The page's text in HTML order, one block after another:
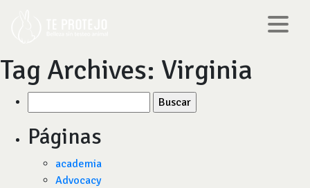
Tag Archives: Virginia
por:
Páginas
academia
Advocacy